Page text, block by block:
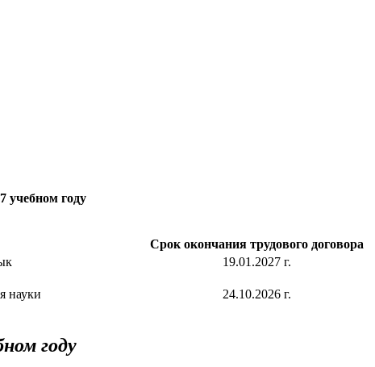
учебном году
Срок окончания трудового договора
19.01.2027 г.
науки 24.10.2026 г.
году